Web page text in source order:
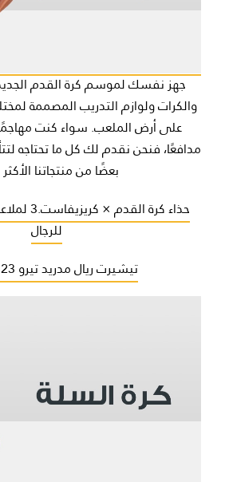
جهز نفسك لموسم كرة القدم
والكرات ولوازم التدريب المصممة
على أرض الملعب. سواء كنت
مدافعًا، فنحن نقدم لك كل ما تحتاجه
بعضًا من منتجاتنا
حذاء كرة
للرجال
تيشيرت ريال مدريد تيرو 23 للاطفال